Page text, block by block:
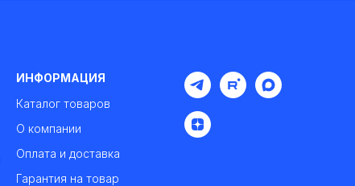
ИНФОРМАЦИЯ
Каталог товаров
О компании
Оплата и доставка
Гарантия на товар